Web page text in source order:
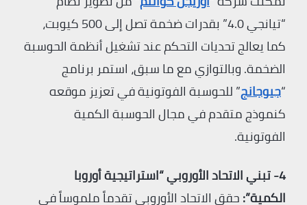
“تيانجي 4.0” بقدرات ضخمة تصل إلى 500 كيوبت،
كما يعالج تحديات التحكم عند تشغيل أنظمة الحوسبة
الضخمة. وبالتوازي مع ما سبق، استمر برنامج
“جيوجانج” للحوسبة الفوتونية في تعزيز موقعه
كنموذج متقدم في مجال الحوسبة الكمية
الفوتونية.
4- تبني الاتحاد الأوروبي “استراتيجية أوروبا
الكمية”:حقق الاتحاد الأوروبي تقدماً ملموساً في